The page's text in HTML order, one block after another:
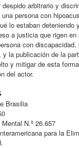
arbitrario y
persona con
lo estaban
a justicia que rigen
con
y la publicación de la
y mitigar de esta
del actor.
Brasilia
N.º 26.657
para la